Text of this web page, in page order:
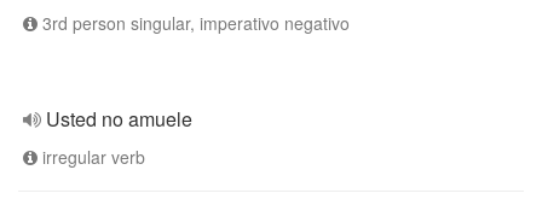
3rd person singular, imperativo negativo
Usted no amuele
irregular verb